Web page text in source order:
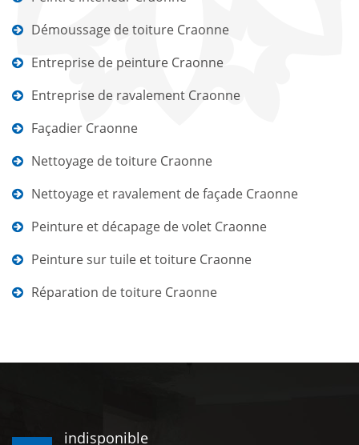
Démoussage de toiture Craonne
Entreprise de peinture Craonne
Entreprise de ravalement Craonne
Façadier Craonne
Nettoyage de toiture Craonne
Nettoyage et ravalement de façade Craonne
Peinture et décapage de volet Craonne
Peinture sur tuile et toiture Craonne
Réparation de toiture Craonne
indisponible